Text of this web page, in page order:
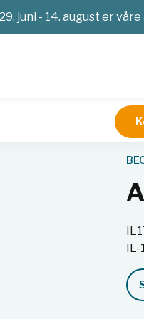
29. juni - 14. august er
IL-